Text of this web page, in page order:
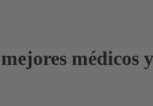
médicos